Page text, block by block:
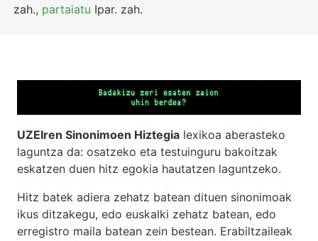
zah., partaiatu Ipar. zah.
UZEIren Sinonimoen Hiztegia lexikoa aberasteko
laguntza da: osatzeko eta testuinguru bakoitzak
eskatzen duen hitz egokia hautatzen laguntzeko.
Hitz batek adiera zehatz batean dituen sinonimoak
ikus ditzakegu, edo euskalki zehatz batean, edo
erregistro maila batean zein bestean. Erabiltzaileak